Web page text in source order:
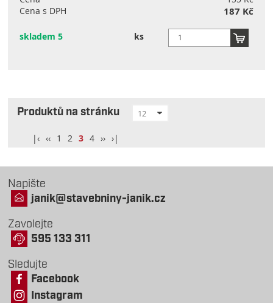
Cena s DPH
187 Kč
skladem 5 ks
Produktů na stránku 12
|‹ ‹‹ 1 2 3 4 ›› ›|
Napište
janik@stavebniny-janik.cz
Zavolejte
595 133 311
Sledujte
Facebook
Instagram